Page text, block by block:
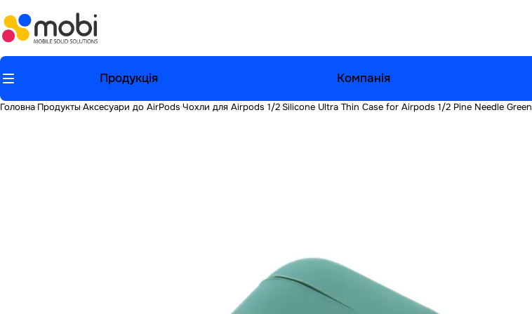
Продукція Компанія
Головна Продукты Аксесуари до AirPods Чохли для Airpods 1/2 Silicone Ultra Thin Case for Airpods 1/2 Pine Needle Green